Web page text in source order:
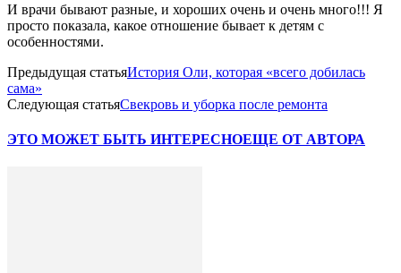
И врачи бывают разные, и хороших очень и очень много!!! Я
просто показала, какое отношение бывает к детям с
особенностями.
Предыдущая статьяИстория Оли, которая «всего добилась
сама»
Следующая статьяСвекровь и уборка после ремонта
ЭТО МОЖЕТ БЫТЬ ИНТЕРЕСНОЕЩЕ ОТ АВТОРА